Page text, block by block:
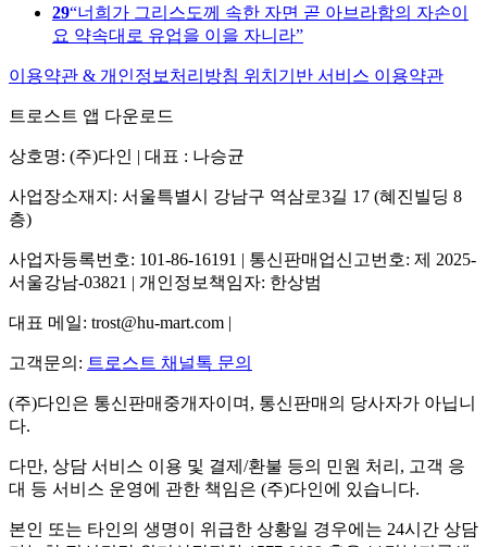
29 너희가 그리스도께 속한 자면 곧 아브라함의 자손이
요 약속대로 유업을 이을 자니라
이용약관 & 개인정보처리방침 위치기반 서비스 이용약관
트로스트 앱 다운로드
상호명: (주)다인 | 대표 : 나승균
사업장소재지: 서울특별시 강남구 역삼로3길 17 (혜진빌딩 8
층)
사업자등록번호: 101-86-16191 | 통신판매업신고번호: 제 2025-
서울강남-03821 | 개인정보책임자: 한상범
대표 메일: trost@hu-mart.com |
고객문의: 트로스트 채널톡 문의
(주)다인은 통신판매중개자이며, 통신판매의 당사자가 아닙니
다.
다만, 상담 서비스 이용 및 결제/환불 등의 민원 처리, 고객 응
대 등 서비스 운영에 관한 책임은 (주)다인에 있습니다.
본인 또는 타인의 생명이 위급한 상황일 경우에는 24시간 상담